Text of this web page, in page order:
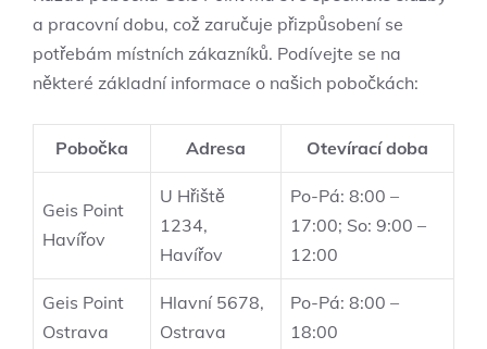
a pracovní dobu, což zaručuje přizpůsobení se
potřebám místních zákazníků. Podívejte se na
některé základní informace o našich pobočkách:
Pobočka Adresa Otevírací doba
Geis Point
Havířov
U Hřiště
1234,
Havířov
Po-Pá: 8:00 –
17:00; So: 9:00 –
12:00
Geis Point
Ostrava
Hlavní 5678,
Ostrava
Po-Pá: 8:00 –
18:00